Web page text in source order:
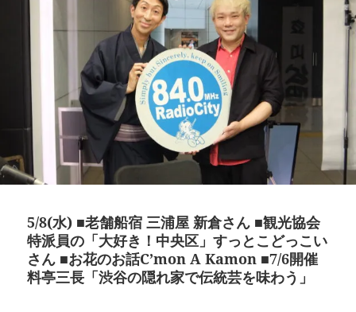
5/8(水) ■老舗船宿 三浦屋 新倉さん ■観光協会
特派員の「大好き！中央区」すっとこどっこい
さん ■お花のお話C’mon A Kamon ■7/6開催
料亭三長「渋谷の隠れ家で伝統芸を味わう」